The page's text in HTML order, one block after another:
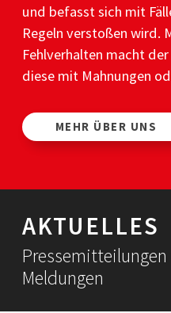
Anleitung
und befasst sich mit
Regeln verstoßen wird.
Fehlverhalten macht
diese mit Mahnungen
MEHR ÜBER UNS
AKTUELLES
Meldungen